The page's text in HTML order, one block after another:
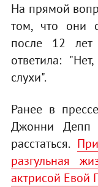
На прямой
том, что они
после 12 лет
ответила:
слухи".
Ранее в
Джонни Депп
расстаться.
разгульная
актрисой Евой